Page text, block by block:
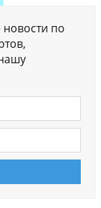
новости по